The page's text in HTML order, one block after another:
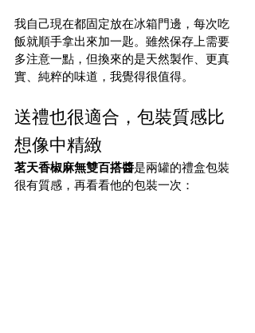
我自己現在都固定放在冰箱門邊，每次吃
飯就順手拿出來加一匙。雖然保存上需要
多注意一點，但換來的是天然製作、更真
實、純粹的味道，我覺得很值得。
送禮也很適合，包裝質感比
想像中精緻
茗天香椒麻無雙百搭醬是兩罐的禮盒包裝
很有質感，再看看他的包裝一次：